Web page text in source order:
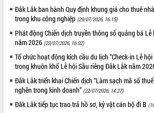
Đắk Lắk ban hành Quy định khung giá cho thuê
trong khu công nghiệp (29/07/2026, 16:15)
Phát động Chiến dịch truyền thông số quảng bá
năm 2026 (23/07/2026, 16:02)
Tổ chức hoạt động kích cầu du lịch “Check-in Lễ
trong khuôn khổ Lễ hội Sầu riêng Đắk Lắk năm
Đắk Lắk triển khai Chiến dịch “Làm sạch mã số
nghẽn trong kinh doanh” (22/07/2026, 14:27)
Đắk Lắk tiếp tục trao trả hồ sơ, kỷ vật cán bộ đi B